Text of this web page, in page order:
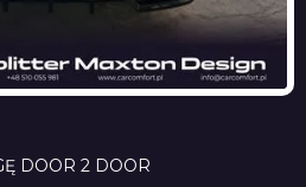
DOOR 2 DOOR